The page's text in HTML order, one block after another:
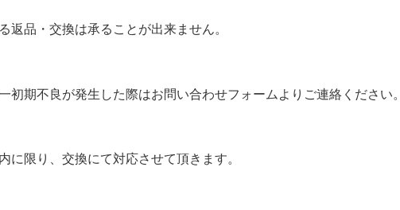
返品・交換は承ることが出来ません。
初期不良が発生した際はお問い合わせフォームよりご連絡ください。
に限り、交換にて対応させて頂きます。